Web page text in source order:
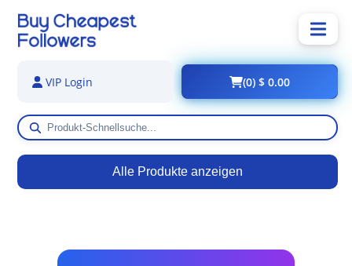
Alle Produkte anzeigen
VIP Login (0) $ 0.00